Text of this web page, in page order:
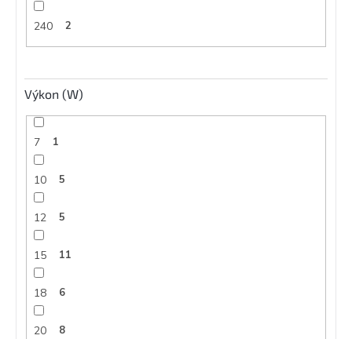
240 2
Výkon (W)
7 1
10 5
12 5
15 11
18 6
20 8